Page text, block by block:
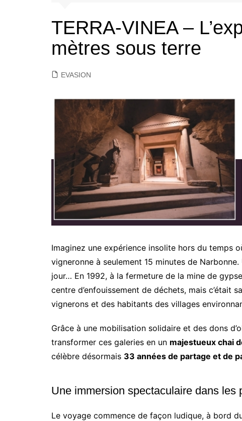
TERRA-VINEA –
mètres sous terre
EVASION
Imaginez une expérience insolite hors du temps
vigneronne à seulement 15 minutes de
jour… En 1992, à la fermeture de la mine de
centre d’enfouissement de déchets, mais c’était
vignerons et des habitants des villages
Grâce à une mobilisation solidaire et des dons
transformer ces galeries en un majestueux chai
célèbre désormais 33 années de partage et de
Une immersion spectaculaire dans
Le voyage commence de façon ludique, à bord